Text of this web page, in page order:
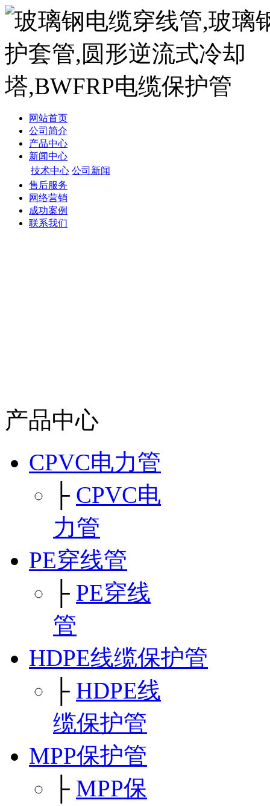
网站首页
公司简介
产品中心
新闻中心
技术中心 公司新闻
售后服务
网络营销
成功案例
联系我们
产品中心
CPVC电力管
├ CPVC电
力管
PE穿线管
├ PE穿线
管
HDPE线缆保护管
├ HDPE线
缆保护管
MPP保护管
├ MPP保